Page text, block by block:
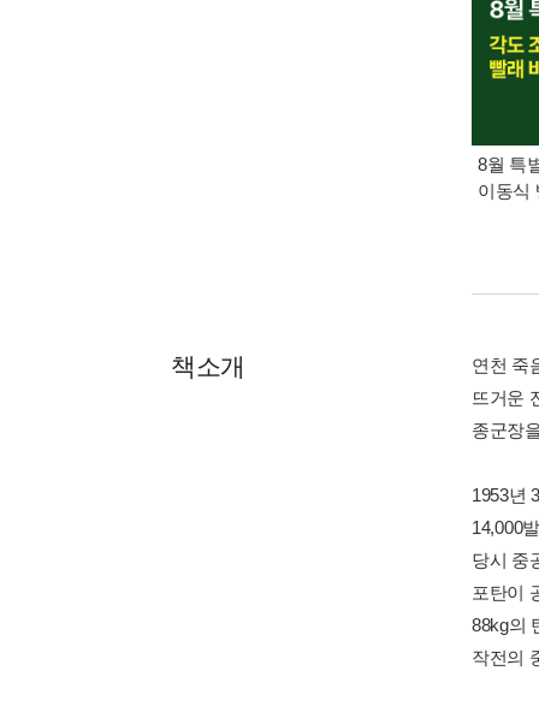
8월 특
이동식
책소개
연천 죽
뜨거운
종군장
1953년
14,000
당시 중
포탄이
88kg의
작전의